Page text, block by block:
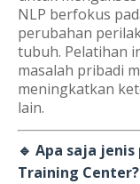
NLP berfokus
perubahan
tubuh. Pelatihan
masalah pribadi
meningkatkan
lain.
🔹 Apa saja
Training Center?